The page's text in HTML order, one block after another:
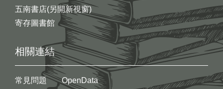
五南書店(另開新視窗)
寄存圖書館
相關連結
常見問題
OpenData